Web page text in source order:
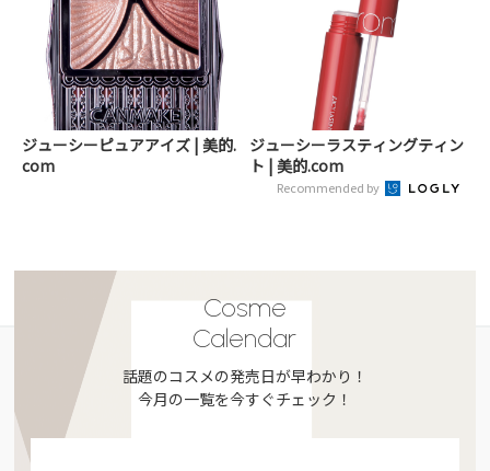
ジューシーピュアアイズ | 美的.
com
ジューシーラスティングティン
ト | 美的.com
Recommended by
Cosme
Calendar
話題のコスメの発売日が早わかり！
今月の一覧を今すぐチェック！